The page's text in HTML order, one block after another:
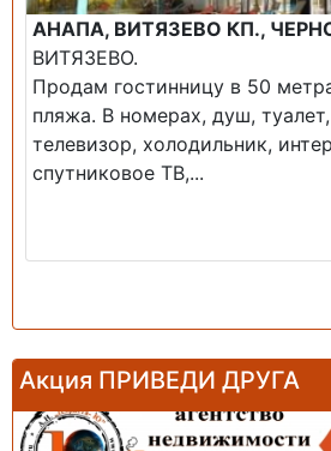
АНАПА, ВИТЯЗЕВО КП.,
ВИТЯЗЕВО.
Продам гостинницу в 50
пляжа. В номерах, душ,
телевизор, холодильник,
спутниковое ТВ,...
Акция ПРИВЕДИ ДРУГА